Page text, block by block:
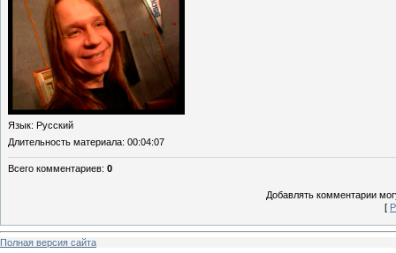
Язык: Русский
Длительность материала: 00:04:07
Всего комментариев: 0
Добавлять комментарии
[
Полная версия сайта